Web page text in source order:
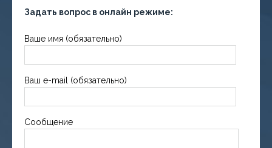
Задать вопрос в онлайн режиме:
Ваше имя (обязательно)
Ваш e-mail (обязательно)
Сообщение